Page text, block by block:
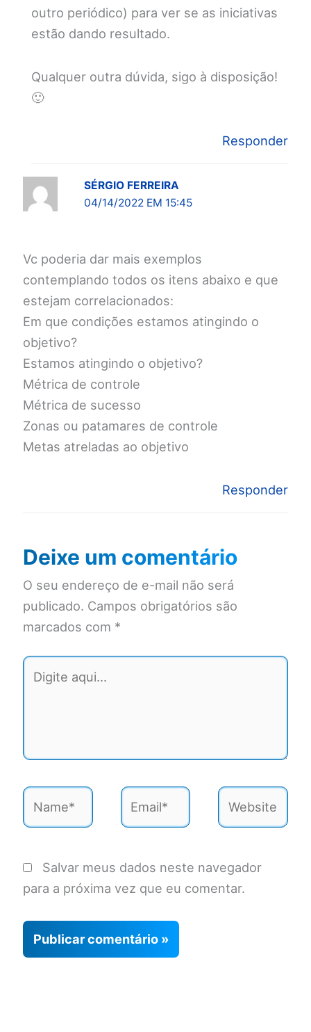
outro periódico) para ver se as iniciativas
estão dando resultado.
Qualquer outra dúvida, sigo à disposição!
🙂
Responder
SÉRGIO FERREIRA
04/14/2022 EM 15:45
Vc poderia dar mais exemplos
contemplando todos os itens abaixo e que
estejam correlacionados:
Em que condições estamos atingindo o
objetivo?
Estamos atingindo o objetivo?
Métrica de controle
Métrica de sucesso
Zonas ou patamares de controle
Metas atreladas ao objetivo
Responder
Deixe um comentário
O seu endereço de e-mail não será
publicado. Campos obrigatórios são
marcados com *
Digite
aqui...
Name* Email* Website
Salvar meus dados neste navegador
para a próxima vez que eu comentar.